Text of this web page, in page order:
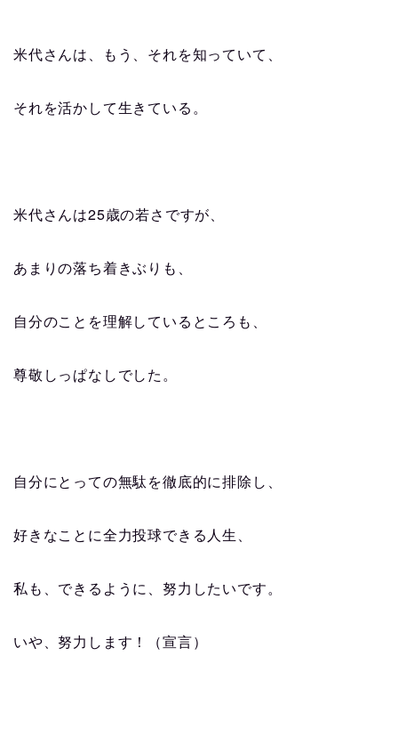
米代さんは、もう、それを知っていて、
それを活かして生きている。
米代さんは25歳の若さですが、
あまりの落ち着きぶりも、
自分のことを理解しているところも、
尊敬しっぱなしでした。
自分にとっての無駄を徹底的に排除し、
好きなことに全力投球できる人生、
私も、できるように、努力したいです。
いや、努力します！（宣言）